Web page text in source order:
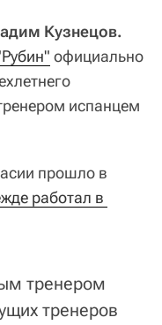
Кузнецов.
официально
испанцем
прошло в
работал в
тренером
тренеров